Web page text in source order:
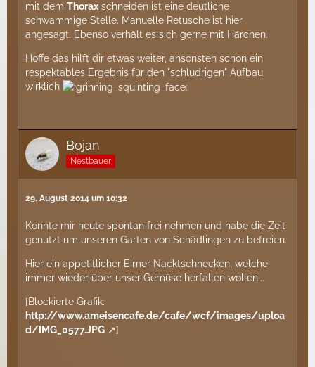
mit dem Thorax schneiden ist eine deutliche
schwammige Stelle. Manuelle Retusche ist hier
angesagt. Ebenso verhält es sich gerne mit Härchen.
Hoffe das hilft dir etwas weiter, ansonsten schon ein
respektables Ergebnis für den "schludrigen" Aufbau,
wirklich
Bojan
Nestbauer
29. August 2014 um 10:32
Konnte mir heute spontan frei nehmen und habe die Zeit
genutzt um unseren Garten von Schädlingen zu befreien.
Hier ein appetitlicher Eimer Nacktschnecken, welche
immer wieder über unser Gemüse herfallen wollen...
[Blockierte Grafik:
http://www.ameisencafe.de/cafe/wcf/images/uploa
d/IMG_0577.JPG
]